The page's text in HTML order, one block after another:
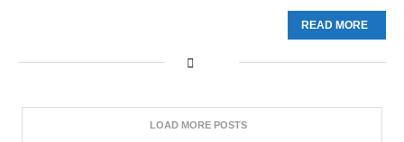
READ MORE
LOAD MORE POSTS